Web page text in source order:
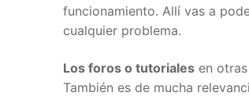
funcionamiento. Allí vas a
cualquier problema.
Los foros o tutorialesen otras
También es de mucha